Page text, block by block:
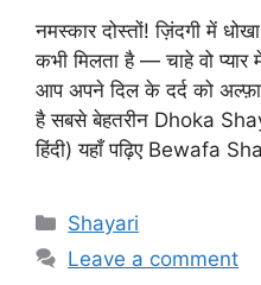
नमस्कार दोस्तों! ज़िंदगी में
कभी मिलता है — चाहे वो प्यार
आप अपने दिल के दर्द को
है सबसे बेहतरीन Dhoka
हिंदी) यहाँ पढ़िए Bewafa
Categories
Shayari
Leave a comment